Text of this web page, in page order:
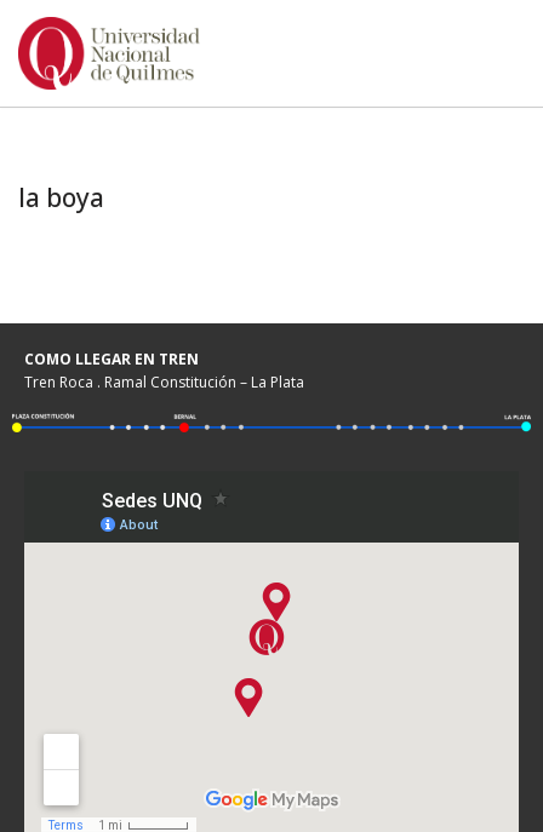
Ir
la boya
COMO LLEGAR EN TREN
Tren Roca . Ramal Constitución – La Plata